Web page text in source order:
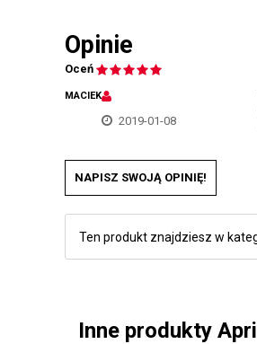
Opinie
Oceń
MACIEK
2019-01-08
NAPISZ SWOJĄ OPINIĘ!
Ten produkt znajdziesz w
Inne produkty